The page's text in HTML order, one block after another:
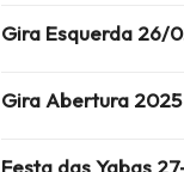
Gira Esquerda 26/
Gira Abertura
Festa das Yabas